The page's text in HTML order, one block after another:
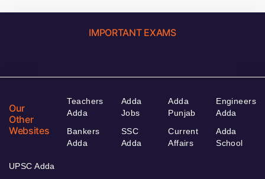
IMPORTANT EXAMS
Our
Other
Websites
Teachers
Adda
Bankers
Adda
Adda
Jobs
SSC
Adda
Adda
Punjab
Current
Affairs
Engineers
Adda
Adda
School
UPSC Adda